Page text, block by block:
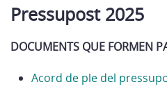
Pressupost 2025
DOCUMENTS QUE FORMEN
Acord de ple del